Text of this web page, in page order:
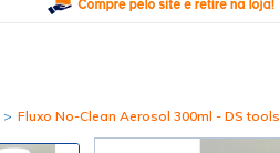
> Fluxo No-Clean Aerosol 300ml - DS tools